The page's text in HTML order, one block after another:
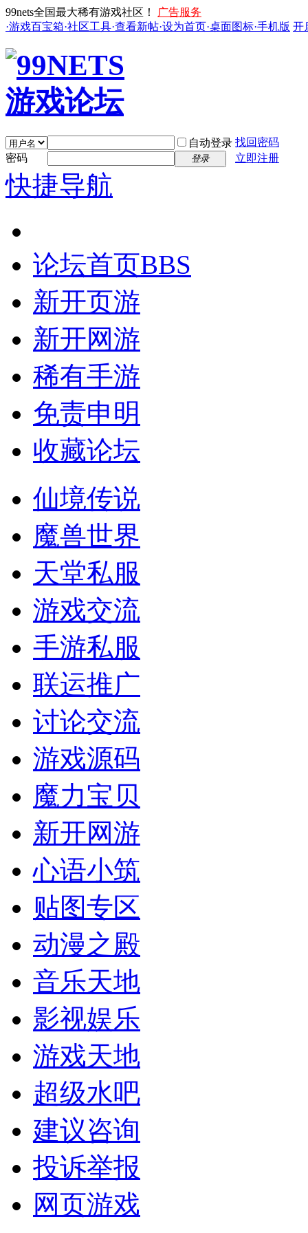
99nets全国最大稀有游戏社区！
广告服务
·游戏百宝箱·社区工具·查看新帖·设为首页·桌面图标·手机版 开
自动登录 找回密码
密码
登录 立即注册
快捷导航
论坛首页BBS
新开页游
新开网游
稀有手游
免责申明
收藏论坛
仙境传说
魔兽世界
天堂私服
游戏交流
手游私服
联运推广
讨论交流
游戏源码
魔力宝贝
新开网游
心语小筑
贴图专区
动漫之殿
音乐天地
影视娱乐
游戏天地
超级水吧
建议咨询
投诉举报
网页游戏